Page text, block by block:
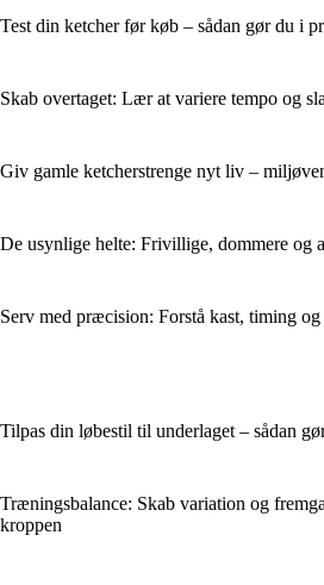
Test din ketcher før køb – sådan gør du i
Skab overtaget: Lær at variere tempo og
Giv gamle ketcherstrenge nyt liv –
De usynlige helte: Frivillige, dommere og
Serv med præcision: Forstå kast, timing
Tilpas din løbestil til underlaget – sådan
Træningsbalance: Skab variation og
kroppen